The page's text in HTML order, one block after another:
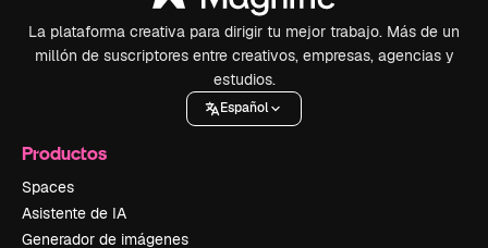
La plataforma creativa para dirigir tu mejor trabajo. Más de un
millón de suscriptores entre creativos, empresas, agencias y
estudios.
Español
Productos
Spaces
Asistente de IA
Generador de imágenes